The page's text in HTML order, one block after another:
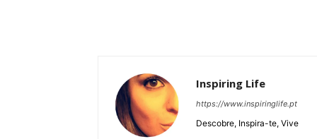
Inspiring Life
https://www.inspiringlife.pt
Descobre, Inspira-te, Vive